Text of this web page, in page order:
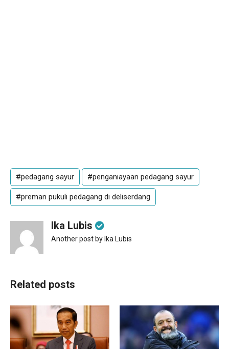
#pedagang sayur #penganiayaan pedagang sayur
#preman pukuli pedagang di deliserdang
Ika Lubis
Another post by Ika Lubis
Related posts